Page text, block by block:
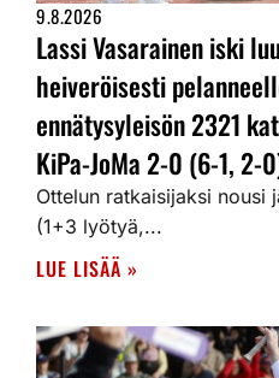
9.8.2026
Lassi Vasarainen iski
heiveröisesti
ennätysyleisön 2321
KiPa-JoMa 2-0 (6-1, 2-
Ottelun ratkaisijaksi nousi
(1+3 lyötyä,...
LUE LISÄÄ »